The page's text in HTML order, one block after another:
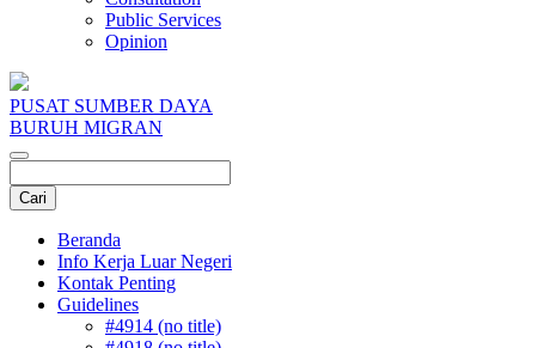
Public Services
Opinion
PUSAT SUMBER DAYA
BURUH MIGRAN
Beranda
Info Kerja Luar Negeri
Kontak Penting
Guidelines
#4914 (no title)